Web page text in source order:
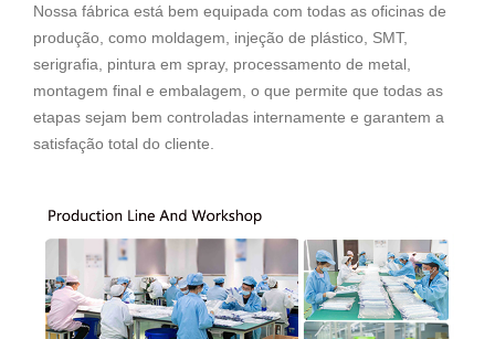
Nossa fábrica está bem equipada com todas as oficinas de
produção, como moldagem, injeção de plástico, SMT,
serigrafia, pintura em spray, processamento de metal,
montagem final e embalagem, o que permite que todas as
etapas sejam bem controladas internamente e garantem a
satisfação total do cliente.